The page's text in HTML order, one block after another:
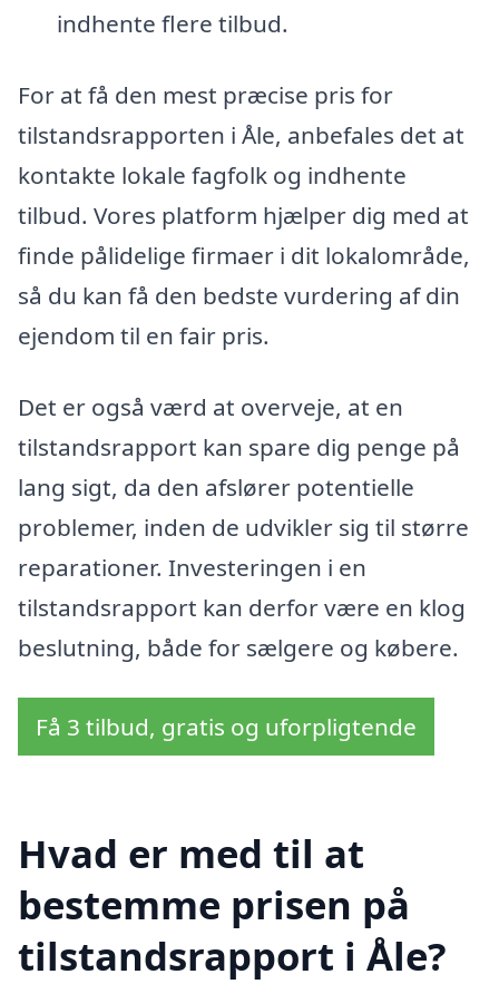
indhente flere tilbud.
For at få den mest præcise pris for
tilstandsrapporten i Åle, anbefales det at
kontakte lokale fagfolk og indhente
tilbud. Vores platform hjælper dig med at
finde pålidelige firmaer i dit lokalområde,
så du kan få den bedste vurdering af din
ejendom til en fair pris.
Det er også værd at overveje, at en
tilstandsrapport kan spare dig penge på
lang sigt, da den afslører potentielle
problemer, inden de udvikler sig til større
reparationer. Investeringen i en
tilstandsrapport kan derfor være en klog
beslutning, både for sælgere og købere.
Få 3 tilbud, gratis og uforpligtende
Hvad er med til at
bestemme prisen på
tilstandsrapport i Åle?